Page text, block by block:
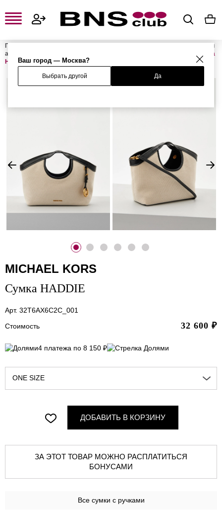
Ваш город — Москва?
Выбрать другой Да
Главная
Женские сумки и
аксессуары
Сумка
HADDIE
MICHAEL KORS
Сумка HADDIE
Арт. 32T6AX6C2C_001
Стоимость
32 600 ₽
4 платежа по 8 150 ₽
ONE SIZE
ДОБАВИТЬ В КОРЗИНУ
ЗА ЭТОТ ТОВАР МОЖНО РАСПЛАТИТЬСЯ
БОНУСАМИ
Все сумки с ручками